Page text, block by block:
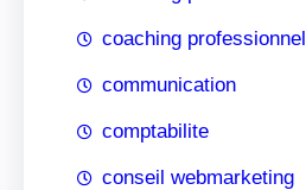
coaching professionnel
communication
comptabilite
conseil webmarketing